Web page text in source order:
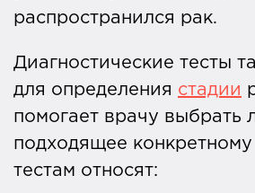
распространился рак.
Диагностические тесты
для определения стадии
помогает врачу выбрать
подходящее
тестам относят: